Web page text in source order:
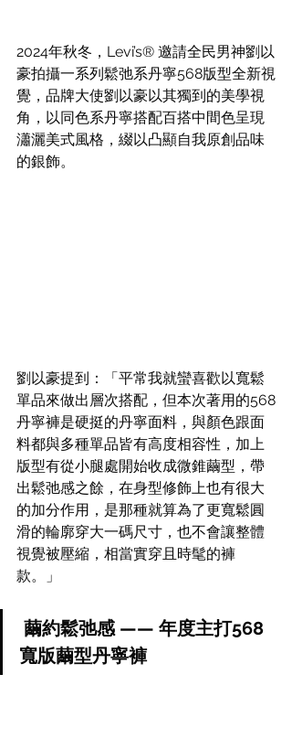
2024年秋冬，Levi’s® 邀請全民男神劉以
豪拍攝一系列鬆弛系丹寧568版型全新視
覺，品牌大使劉以豪以其獨到的美學視
角，以同色系丹寧搭配百搭中間色呈現
瀟灑美式風格，綴以凸顯自我原創品味
的銀飾。
劉以豪提到：「平常我就蠻喜歡以寬鬆
單品來做出層次搭配，但本次著用的568
丹寧褲是硬挺的丹寧面料，與顏色跟面
料都與多種單品皆有高度相容性，加上
版型有從小腿處開始收成微錐繭型，帶
出鬆弛感之餘，在身型修飾上也有很大
的加分作用，是那種就算為了更寬鬆圓
滑的輪廓穿大一碼尺寸，也不會讓整體
視覺被壓縮，相當實穿且時髦的褲
款。」
繭約鬆弛感 —— 年度主打568
寬版繭型丹寧褲